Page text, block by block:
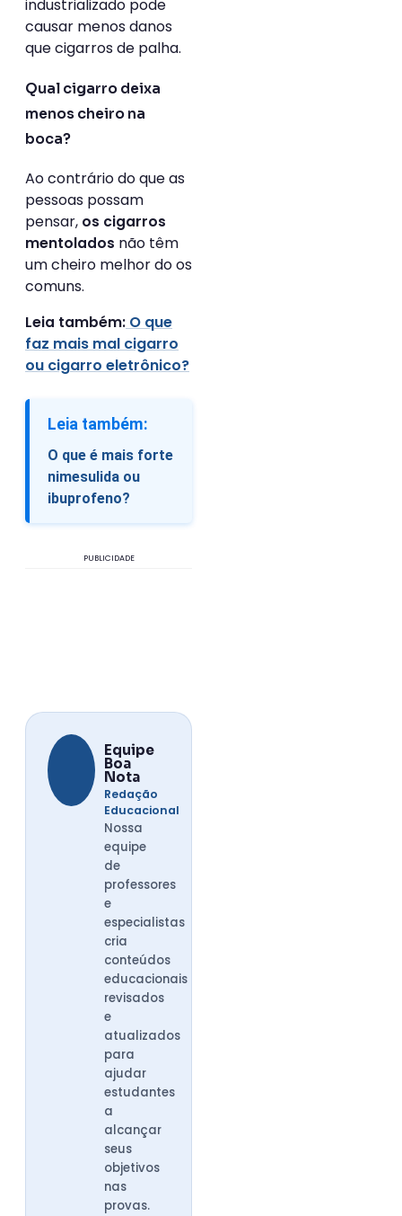
industrializado pode
causar menos danos
que cigarros de palha.
Qual cigarro deixa
menos cheiro na
boca?
Ao contrário do que as
pessoas possam
pensar, os cigarros
mentolados não têm
um cheiro melhor do os
comuns.
Leia também: O que
faz mais mal cigarro
ou cigarro eletrônico?
Leia também:
O que é mais forte
nimesulida ou
ibuprofeno?
PUBLICIDADE
Equipe
Boa
Nota
Redação
Educacional
Nossa
equipe
de
professores
e
especialistas
cria
conteúdos
educacionais
revisados
e
atualizados
para
ajudar
estudantes
a
alcançar
seus
objetivos
nas
provas.